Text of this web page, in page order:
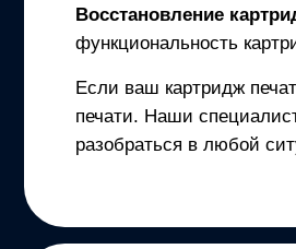
Восстановление
функциональность
Если ваш картридж
печати. Наши
разобраться в любой